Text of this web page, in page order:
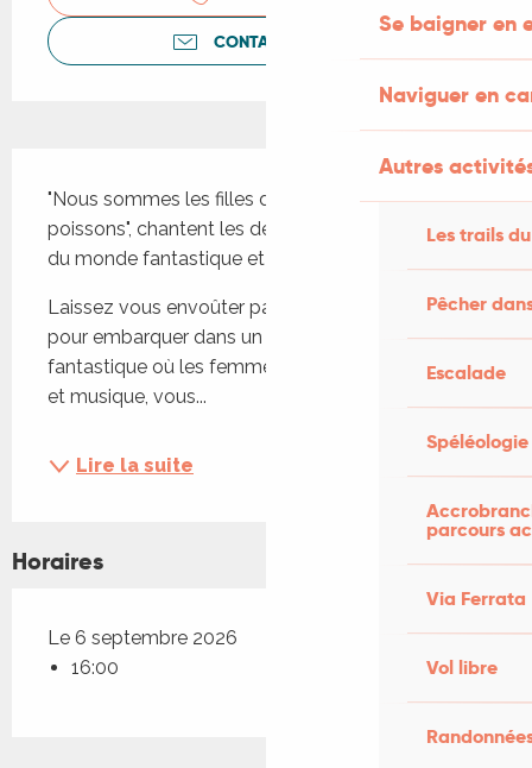
Se baigner en
Naviguer en
Autres
Les trails
Pêcher
Escalade
Spéléologie
parcours
Via Ferrata
Vol libre
CONTACTEZ-NOUS
"Nous sommes les filles de Mélusine, les femmes-
poissons", chantent les deux sirènes, messagères
du monde fantastique et des rivières sauvages.
Laissez vous envoûter par leurs voix singulières
pour embarquer dans un voyage poétique et
fantastique où les femmes-poissons, entre conte
et musique, vous...
Lire la suite
Horaires
Le 6 septembre 2026
16:00